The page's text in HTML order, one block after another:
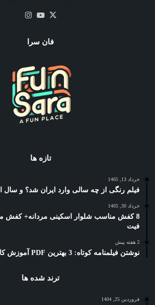
X یوتیوب
فان سرا
تازه ها
خرداد 13, 1405
فیلم رنگی از چه سالی وارد ایران شد؟ و سال
خرداد 30, 1405
8 کفش مناسب شلوار اسکینی مردانه+ کفش
فیت
2 هفته پیش
نوشتن فیلمنامه کوتاه: 3 بهترین PDF آموزش کامل (دانلود رایگان)
ترند شده ها
فروردین 25, 1404